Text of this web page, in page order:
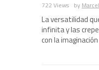
722 Views by
La versatilidad
infinita y las
con la